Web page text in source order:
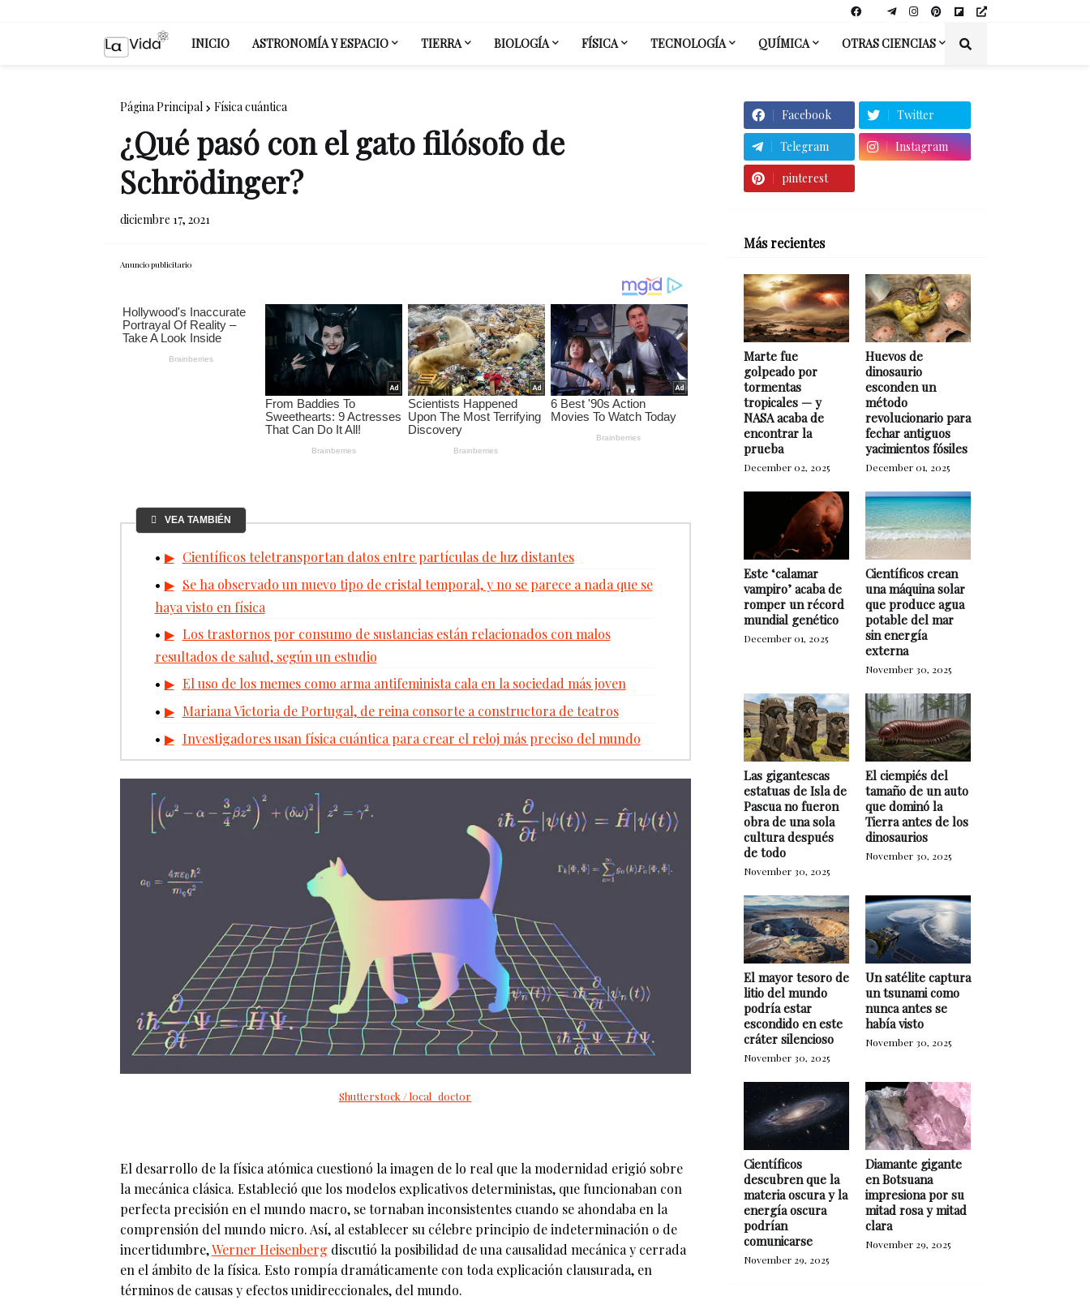
INICIO ASTRONOMÍA Y ESPACIO TIERRA BIOLOGÍA FÍSICA TECNOLOGÍA QUÍMICA OTRAS CIENCIAS
Página Principal Física cuántica
¿Qué pasó con el gato filósofo de
Schrödinger?
diciembre 17, 2021
Anuncio publicitario
VEA TAMBIÉN
Científicos teletransportan datos entre partículas de luz distantes
Se ha observado un nuevo tipo de cristal temporal, y no se parece a nada que se
haya visto en física
Los trastornos por consumo de sustancias están relacionados con malos
resultados de salud, según un estudio
El uso de los memes como arma antifeminista cala en la sociedad más joven
Mariana Victoria de Portugal, de reina consorte a constructora de teatros
Investigadores usan física cuántica para crear el reloj más preciso del mundo
Shutterstock / local_doctor
El desarrollo de la física atómica cuestionó la imagen de lo real que la modernidad erigió sobre
la mecánica clásica. Estableció que los modelos explicativos deterministas, que funcionaban con
perfecta precisión en el mundo macro, se tornaban inconsistentes cuando se ahondaba en la
comprensión del mundo micro. Así, al establecer su célebre principio de indeterminación o de
incertidumbre,Werner Heisenberg discutió la posibilidad de una causalidad mecánica y cerrada
en el ámbito de la física. Esto rompía dramáticamente con toda explicación clausurada, en
términos de causas y efectos unidireccionales, del mundo.
Facebook Twitter
Telegram Instagram
pinterest
Más recientes
Marte fue
golpeado por
tormentas
tropicales — y
NASA acaba de
encontrar la
prueba
December 02, 2025
Huevos de
dinosaurio
esconden un
método
revolucionario para
fechar antiguos
yacimientos fósiles
December 01, 2025
Este ‘calamar
vampiro’ acaba de
romper un récord
mundial genético
December 01, 2025
Científicos crean
una máquina solar
que produce agua
potable del mar
sin energía
externa
November 30, 2025
Las gigantescas
estatuas de Isla de
Pascua no fueron
obra de una sola
cultura después
de todo
November 30, 2025
El ciempiés del
tamaño de un auto
que dominó la
Tierra antes de los
dinosaurios
November 30, 2025
El mayor tesoro de
litio del mundo
podría estar
escondido en este
cráter silencioso
November 30, 2025
Un satélite captura
un tsunami como
nunca antes se
había visto
November 30, 2025
Científicos
descubren que la
materia oscura y la
energía oscura
podrían
comunicarse
November 29, 2025
Diamante gigante
en Botsuana
impresiona por su
mitad rosa y mitad
clara
November 29, 2025